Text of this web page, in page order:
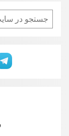
Search